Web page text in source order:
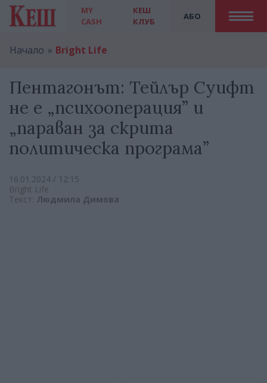
MY
CASH
АБО
КЕШ
КЛУБ
Начало Bright Life
Пентагонът: Тейлър Суифт
не е „психооперация” и
„параван за скрита
политическа програма”
16.01.2024 / 12:15
Bright Life
Текст: Людмила Димова